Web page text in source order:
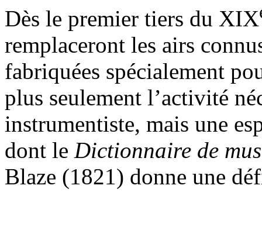
Dès le premier tiers du XIX
remplaceront les airs
fabriquées spécialement
plus seulement l’activité
instrumentiste, mais une
dont le Dictionnaire de
Blaze (1821) donne une